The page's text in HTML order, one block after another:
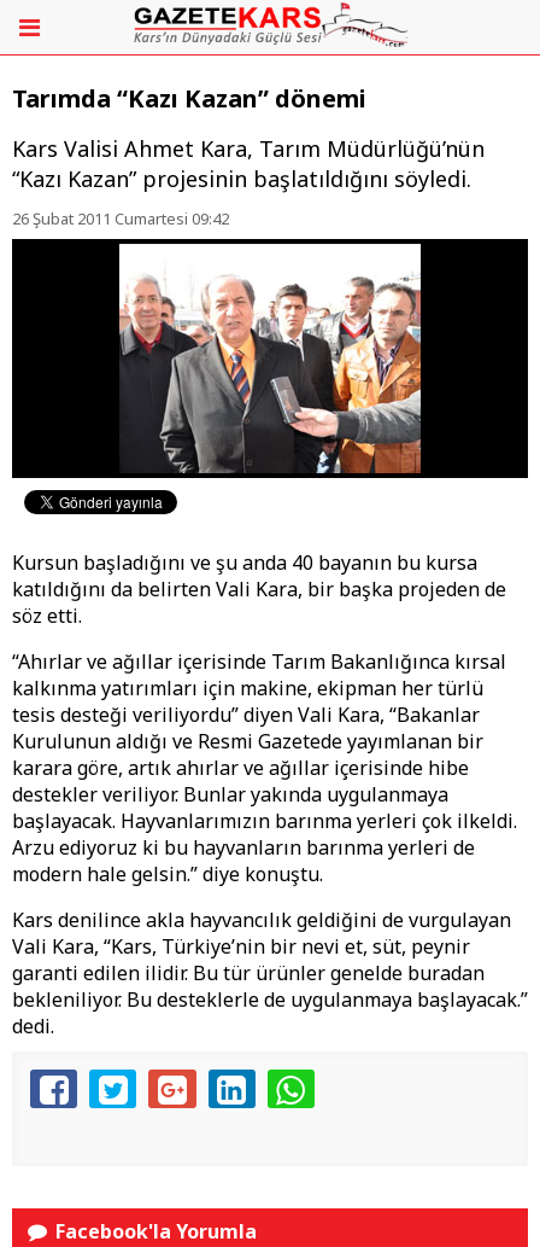
Tarımda “Kazı Kazan” dönemi
Kars Valisi Ahmet Kara, Tarım Müdürlüğü’nün
“Kazı Kazan” projesinin başlatıldığını söyledi.
26 Şubat 2011 Cumartesi 09:42
Kursun başladığını ve şu anda 40 bayanın bu kursa
katıldığını da belirten Vali Kara, bir başka projeden de
söz etti.
“Ahırlar ve ağıllar içerisinde Tarım Bakanlığınca kırsal
kalkınma yatırımları için makine, ekipman her türlü
tesis desteği veriliyordu” diyen Vali Kara, “Bakanlar
Kurulunun aldığı ve Resmi Gazetede yayımlanan bir
karara göre, artık ahırlar ve ağıllar içerisinde hibe
destekler veriliyor. Bunlar yakında uygulanmaya
başlayacak. Hayvanlarımızın barınma yerleri çok ilkeldi.
Arzu ediyoruz ki bu hayvanların barınma yerleri de
modern hale gelsin.” diye konuştu.
Kars denilince akla hayvancılık geldiğini de vurgulayan
Vali Kara, “Kars, Türkiye’nin bir nevi et, süt, peynir
garanti edilen ilidir. Bu tür ürünler genelde buradan
bekleniliyor. Bu desteklerle de uygulanmaya başlayacak.”
dedi.
Facebook'la Yorumla